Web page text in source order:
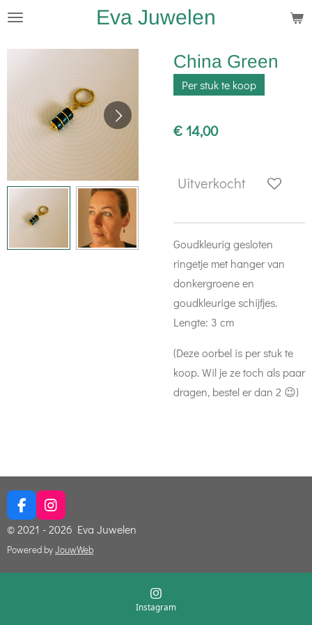
Ga
hoofdinhoud
Eva Juwelen
China Green
Per stuk te koop
€ 14,00
Uitverkocht
Goudkleurig gesloten
ringetje met hanger van
donkergroene en
goudkleurige schijfjes.
Lengte: 3 cm
(Deze oorbel is per stuk te
koop. Wil je ze toch als paar
dragen, bestel er dan 2 😉)
F
a
c
e
o
I
n
s
t
g
© 2021 - 2026 Eva Juwelen
Powered byJouwWeb
Instagram